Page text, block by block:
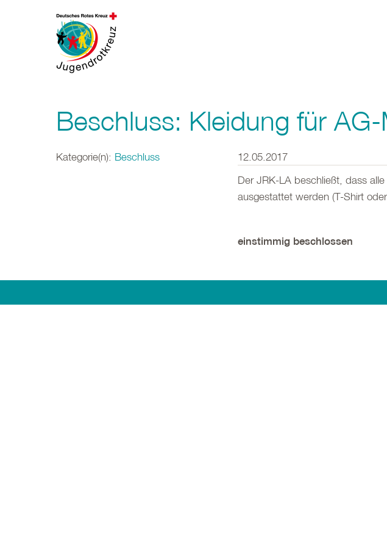
Beschluss: Kleidung für
Kategorie(n): Beschluss
12.05.2017
Der JRK-LA beschließt, dass
ausgestattet werden (T-Shirt
einstimmig beschlossen